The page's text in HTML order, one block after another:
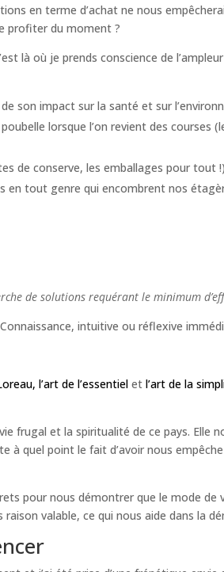
en terme d’achat ne nous
profiter du moment ?
là où je prends conscience de
son impact sur la santé et sur
lorsque l’on revient des
de conserve, les emballages pour tout !)
tout genre qui encombrent nos
de solutions requérant le minimum
intuitive ou réflexive
l’art de l’essentiel etl’art de la
frugal et la spiritualité de ce pays.
à quel point le fait d’avoir nous
pour nous démontrer que le mode
valable, ce qui nous aide dans la